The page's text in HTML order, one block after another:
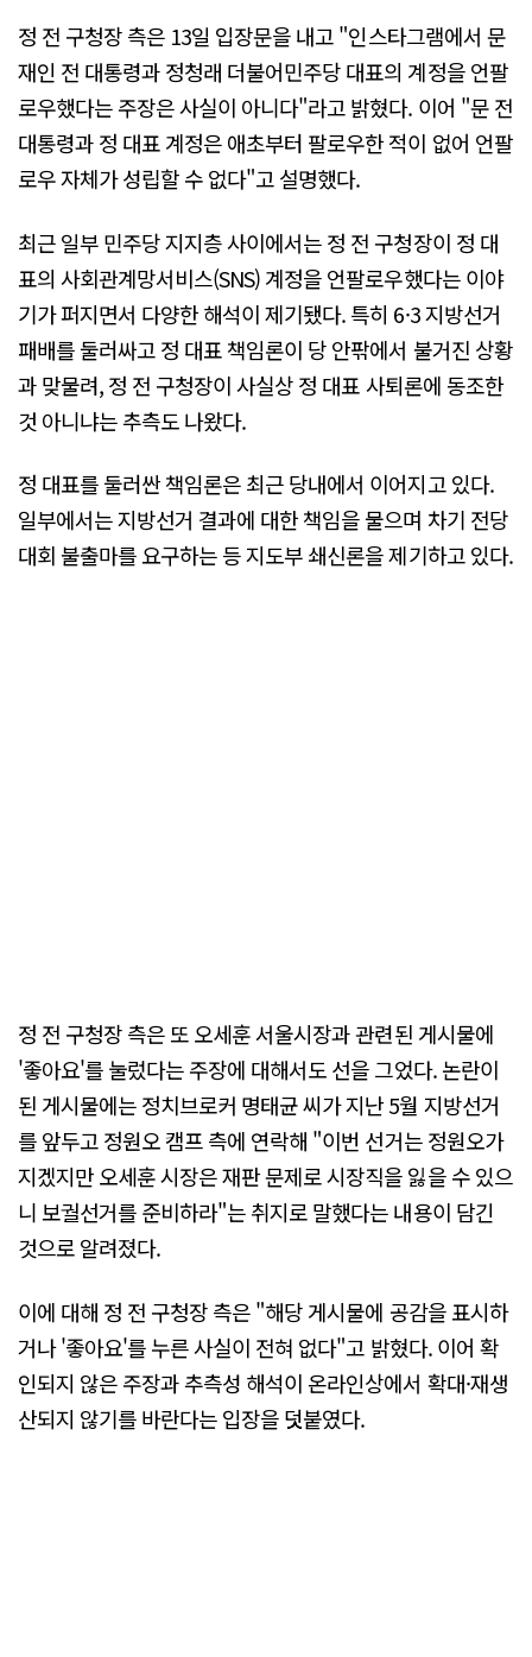
정 전 구청장 측은 13일 입장문을 내고 "인스타그램에서 문
재인 전 대통령과 정청래 더불어민주당 대표의 계정을 언팔
로우했다는 주장은 사실이 아니다"라고 밝혔다. 이어 "문 전
대통령과 정 대표 계정은 애초부터 팔로우한 적이 없어 언팔
로우 자체가 성립할 수 없다"고 설명했다.
최근 일부 민주당 지지층 사이에서는 정 전 구청장이 정 대
표의 사회관계망서비스(SNS) 계정을 언팔로우했다는 이야
기가 퍼지면서 다양한 해석이 제기됐다. 특히 6·3 지방선거
패배를 둘러싸고 정 대표 책임론이 당 안팎에서 불거진 상황
과 맞물려, 정 전 구청장이 사실상 정 대표 사퇴론에 동조한
것 아니냐는 추측도 나왔다.
정 대표를 둘러싼 책임론은 최근 당내에서 이어지고 있다.
일부에서는 지방선거 결과에 대한 책임을 물으며 차기 전당
대회 불출마를 요구하는 등 지도부 쇄신론을 제기하고 있다.
정 전 구청장 측은 또 오세훈 서울시장과 관련된 게시물에
'좋아요'를 눌렀다는 주장에 대해서도 선을 그었다. 논란이
된 게시물에는 정치브로커 명태균 씨가 지난 5월 지방선거
를 앞두고 정원오 캠프 측에 연락해 "이번 선거는 정원오가
지겠지만 오세훈 시장은 재판 문제로 시장직을 잃을 수 있으
니 보궐선거를 준비하라"는 취지로 말했다는 내용이 담긴
것으로 알려졌다.
이에 대해 정 전 구청장 측은 "해당 게시물에 공감을 표시하
거나 '좋아요'를 누른 사실이 전혀 없다"고 밝혔다. 이어 확
인되지 않은 주장과 추측성 해석이 온라인상에서 확대·재생
산되지 않기를 바란다는 입장을 덧붙였다.